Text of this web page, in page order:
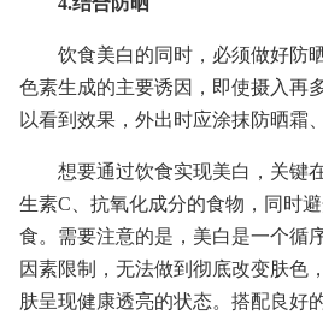
饮食美白的同时，必须做好防
色素生成的主要诱因，即使摄入再
以看到效果，外出时应涂抹防晒霜
想要通过饮食实现美白，关键
生素C、抗氧化成分的食物，同时
食。需要注意的是，美白是一个循
因素限制，无法做到彻底改变肤色
肤呈现健康透亮的状态。搭配良好